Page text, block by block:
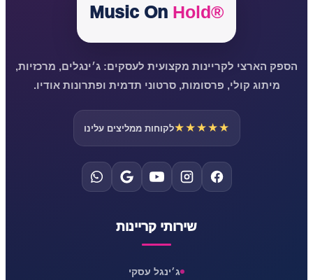
Music On Hold®
הספק הארצי לקריינות מקצועית לעסקים: ג׳ינגלים, מרכזיות,
מיתוג קולי, פרסומות, סרטוני תדמית ופתרונות אודיו.
★★★★★לקוחות ממליצים עלינו
שירותי קריינות
ג׳ינגל עסקי